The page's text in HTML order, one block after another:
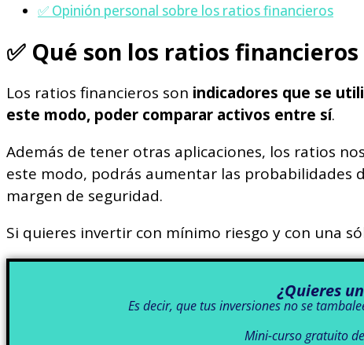
✅ Opinión personal sobre los ratios financieros
✅ Qué son los ratios
Los ratios financieros son indicadores que se
este modo, poder comparar activos entre sí.
Además de tener otras aplicaciones, los ratios
este modo, podrás aumentar las probabilidades
margen de seguridad.
Si quieres invertir con mínimo riesgo y con una
¿Quieres
Es decir, que tus inversiones no se
Mini-curso gratuito